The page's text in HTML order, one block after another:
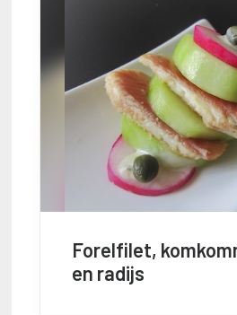
Forelfilet,
en radijs